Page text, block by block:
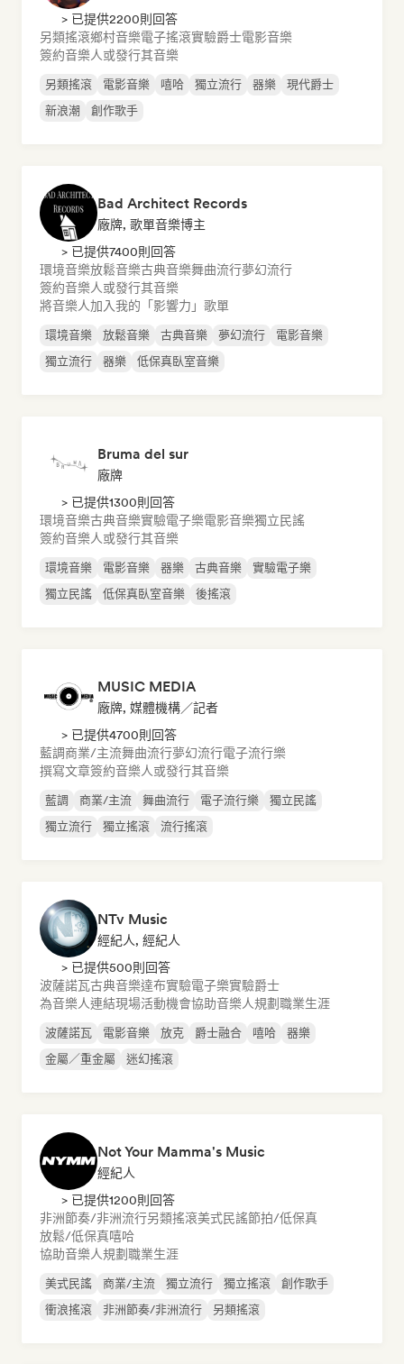
> 已提供2200則回答
另類搖滾鄉村音樂電子搖滾實驗爵士電影音樂
簽約音樂人或發行其音樂
另類搖滾 電影音樂 嘻哈 獨立流行 器樂
現代爵士
新浪潮
創作歌手
Bad Architect Records
廠牌, 歌單音樂博主
> 已提供7400則回答
環境音樂放鬆音樂古典音樂舞曲流行夢幻流行
簽約音樂人或發行其音樂
將音樂人加入我的「影響力」歌單
環境音樂 放鬆音樂 古典音樂 夢幻流行
電影音樂
獨立流行
器樂 低保真臥室音樂
Bruma del sur
廠牌
> 已提供1300則回答
環境音樂古典音樂實驗電子樂電影音樂獨立民謠
簽約音樂人或發行其音樂
環境音樂 電影音樂 器樂 古典音樂
實驗電子樂
獨立民謠
低保真臥室音樂 後搖滾
MUSIC MEDIA
廠牌, 媒體機構／記者
> 已提供4700則回答
藍調商業/主流舞曲流行夢幻流行電子流行樂
撰寫文章簽約音樂人或發行其音樂
藍調 商業/主流 舞曲流行 電子流行樂
獨立民謠
獨立流行
獨立搖滾 流行搖滾
NTv Music
經紀人, 經紀人
> 已提供500則回答
波薩諾瓦古典音樂達布實驗電子樂實驗爵士
為音樂人連結現場活動機會協助音樂人規劃職業生涯
波薩諾瓦 電影音樂 放克 爵士融合 嘻哈
器樂
金屬／重金屬
迷幻搖滾
Not Your Mamma's Music
經紀人
> 已提供1200則回答
非洲節奏/非洲流行另類搖滾美式民謠節拍/低保真
放鬆/低保真嘻哈
協助音樂人規劃職業生涯
美式民謠 商業/主流 獨立流行 獨立搖滾
創作歌手
衝浪搖滾
非洲節奏/非洲流行 另類搖滾